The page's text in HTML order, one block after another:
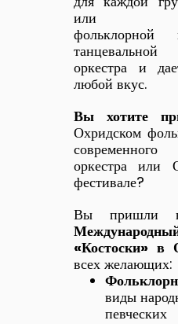
или
фольклорной
оркестра и
любой вкус.
Вы хотите
Охридском
оркестра или
фестивале?
Вы пришли
«Костоски» в
всех желающих:
виды